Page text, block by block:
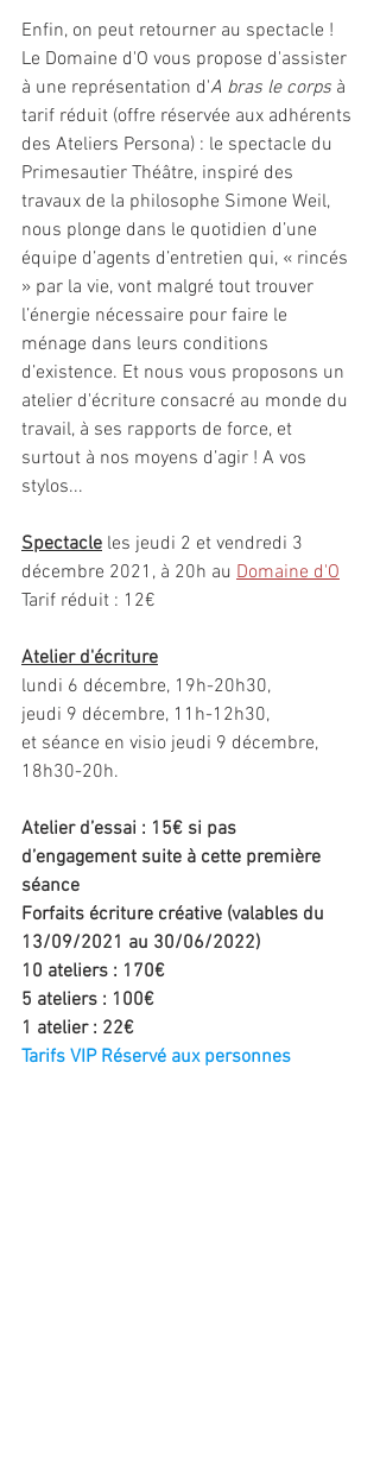
Enfin, on peut retourner au spectacle !
Le Domaine d'O vous propose d'assister
à une représentation d'A bras le corps à
tarif réduit (offre réservée aux adhérents
des Ateliers Persona) : le spectacle du
Primesautier Théâtre, inspiré des
travaux de la philosophe Simone Weil,
nous plonge dans le quotidien d’une
équipe d’agents d’entretien qui, « rincés
» par la vie, vont malgré tout trouver
l’énergie nécessaire pour faire le
ménage dans leurs conditions
d’existence. Et nous vous proposons un
atelier d'écriture consacré au monde du
travail, à ses rapports de force, et
surtout à nos moyens d’agir ! A vos
stylos...
Spectacle les jeudi 2 et vendredi 3
décembre 2021, à 20h au Domaine d'O
Tarif réduit : 12€
Atelier d'écriture
lundi 6 décembre, 19h-20h30,
jeudi 9 décembre, 11h-12h30,
et séance en visio jeudi 9 décembre,
18h30-20h.
Atelier d’essai : 15€ si pas
d’engagement suite à cette première
séance
Forfaits écriture créative (valables du
13/09/2021 au 30/06/2022)
10 ateliers : 170€
5 ateliers : 100€
1 atelier : 22€
Tarifs VIP Réservé aux personnes